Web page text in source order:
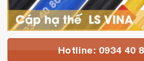
Hotline: 0934 40